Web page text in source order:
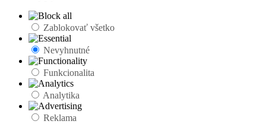
Zablokovať všetko
Nevyhnutné
Funkcionalita
Analytika
Reklama